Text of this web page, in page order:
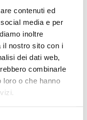
contenuti ed
media e per
inoltre
il nostro sito con i
dei dati web,
combinarle
loro o che hanno
VAI AL BLOG